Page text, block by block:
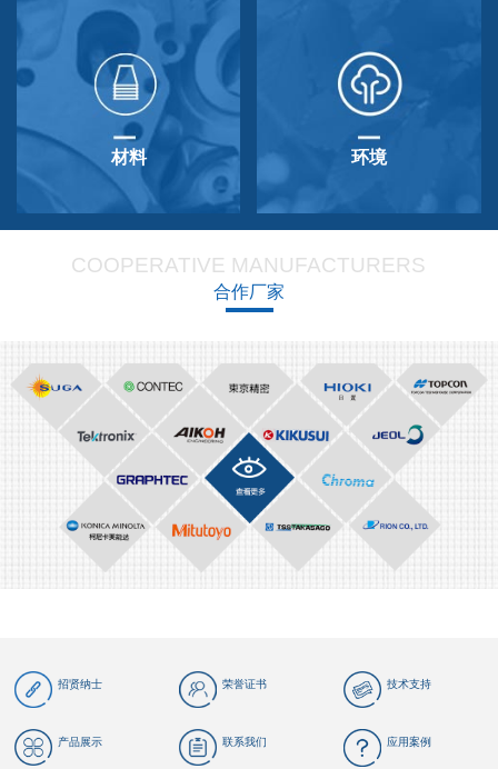
材料 环境
COOPERATIVE MANUFACTURERS
合作厂家
招贤纳士 荣誉证书 技术支持
产品展示 联系我们 应用案例